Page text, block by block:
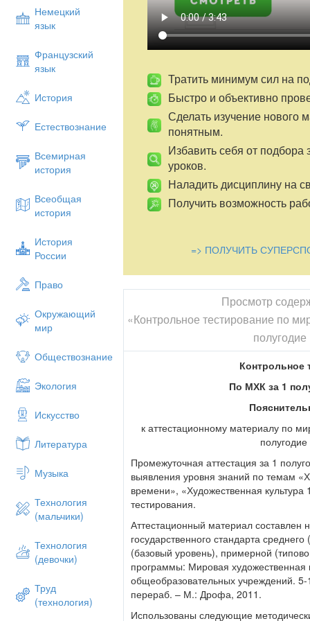
Немецкий
язык
Французский
язык
История
Естествознание
Всемирная
история
Всеобщая
история
История
России
Право
Окружающий
мир
Обществознание
Экология
Искусство
Литература
Музыка
Технология
(мальчики)
Технология
(девочки)
Труд
(технология)
Структура аттестационной работы:
Данное тестирование охватывает
частей
1 часть – 18 вопросов (с1по 18
2 часть – 2 вопроса (19, 20) –
3 часть – 1 вопрос (21) – творческое
ТЕСТ
1 часть
1.Художественный стиль, который
формы:
А) рококо Б) барокко В)
2.Какая черта НЕ характерна для
А) увеличение масштабов,
Б) создание нарочито искривленного
В) обилие украшений, скульптур,
Г) ориентирование на античную
3. Наиболее яркий представитель
А) П.П.Рубенс Б) Н.Пуссен В)
4. Рембрандт Харменс ван Рейн,
являются представителями:
А) изобразительного искусства барокко
Б) изобразительного искусства
В) реалистической живописи Голландии
Г) художниками-передвижниками
5. Кто НЕ является
А) Йозеф Гайдн Б)
Тратить минимум сил на
Быстро и объективно
Сделать изучение нового
понятным.
Избавить себя от подбора
уроков.
Наладить дисциплину на
Получить возможность
=> ПОЛУЧИТЬ
Просмотр
«Контрольное тестирование по
Контрольное
По МХК за 1
к аттестационному материалу по
Промежуточная аттестация за 1
выявления уровня знаний по темам
времени», «Художественная
тестирования.
Аттестационный материал
государственного стандарта
(базовый уровень), примерной
программы: Мировая художественная
общеобразовательных учреждений.
перераб. – М.: Дрофа, 2011.
Использованы следующие